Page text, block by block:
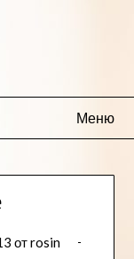
Меню
отrosin